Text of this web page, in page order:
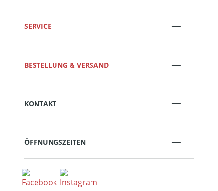
SERVICE
BESTELLUNG & VERSAND
KONTAKT
ÖFFNUNGSZEITEN